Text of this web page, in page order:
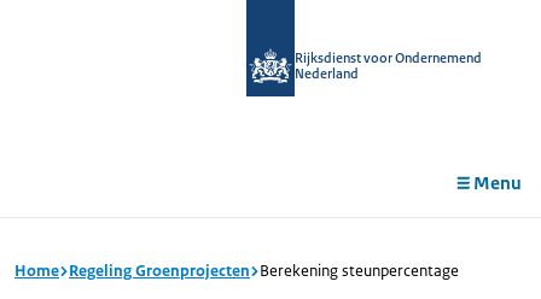
Rijksdienst voor Ondernemend
Nederland
Menu
Home Regeling Groenprojecten Berekening steunpercentage